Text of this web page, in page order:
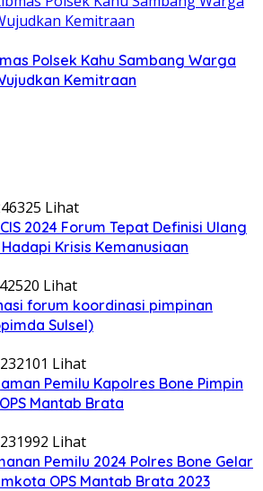
Polsek Kahu Sambang Warga
Kemitraan
6325 Lihat
2024 Forum Tepat Definisi Ulang
Krisis Kemanusiaan
2520 Lihat
forum koordinasi pimpinan
Sulsel)
2101 Lihat
Pemilu Kapolres Bone Pimpin
Mantab Brata
1992 Lihat
Pemilu 2024 Polres Bone Gelar
OPS Mantab Brata 2023